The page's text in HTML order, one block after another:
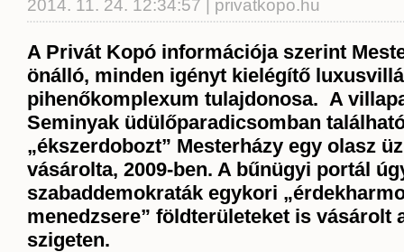
2014. 11. 24. 12:34:57 | privatkopo.hu
A Privát Kopó információja szerint
önálló, minden igényt kielégítő
pihenőkomplexum tulajdonosa. A
Seminyak üdülőparadicsomban
„ékszerdobozt” Mesterházy egy olasz
vásárolta, 2009-ben. A bűnügyi portál
szabaddemokraták egykori
menedzsere” földterületeket is vásárolt
szigeten.